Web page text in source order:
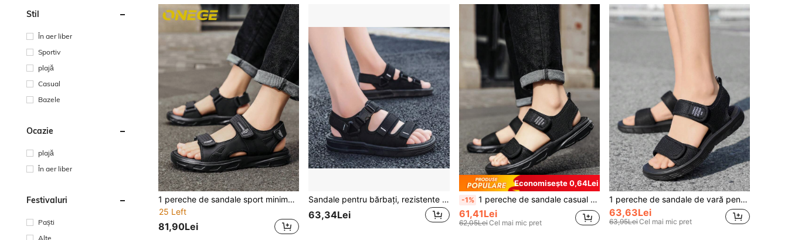
Stil
În aer liber
Sportiv
plajă
Casual
Bazele
Ocazie
plajă
În aer liber
Festivaluri
Paști
Alte
1 pereche de sandale sport minimaliste antiderapante pentru bărbați, vară, pantofi de plajă, sport, sport, rezistenți la uzură, casual, cu fund moale, pentru tineri
25 Left
81,90Lei
Sandale pentru bărbați, rezistente la uzură, ușoare, anti-alunecare, versatile, respirabile, simple, cu talpă moale, pentru ținute de afaceri și în aer liber vara
63,34Lei
Economisește 0,64Lei
-1% 1 pereche de sandale casual pentru bărbați, pantofi de plajă la modă, papuci confortabili, antiderapanți și durabili
61,41Lei
62,05LeiCel mai mic pret
1 pereche de sandale de vară pentru bărbați, pantofi de modă respirabili în stil nou, pantofi de plajă casual anti-alunecare pentru bărbați
63,63Lei
63,95LeiCel mai mic pret